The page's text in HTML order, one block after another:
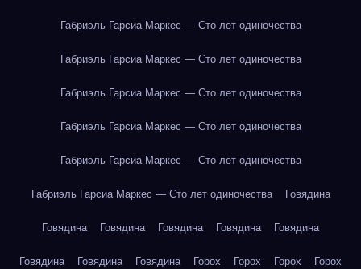
Габриэль Гарсиа Маркес — Сто лет одиночества
Габриэль Гарсиа Маркес — Сто лет одиночества
Габриэль Гарсиа Маркес — Сто лет одиночества
Габриэль Гарсиа Маркес — Сто лет одиночества
Габриэль Гарсиа Маркес — Сто лет одиночества
Габриэль Гарсиа Маркес — Сто лет одиночества Говядина
Говядина Говядина Говядина Говядина Говядина
Говядина Говядина Говядина Горох Горох Горох Горох